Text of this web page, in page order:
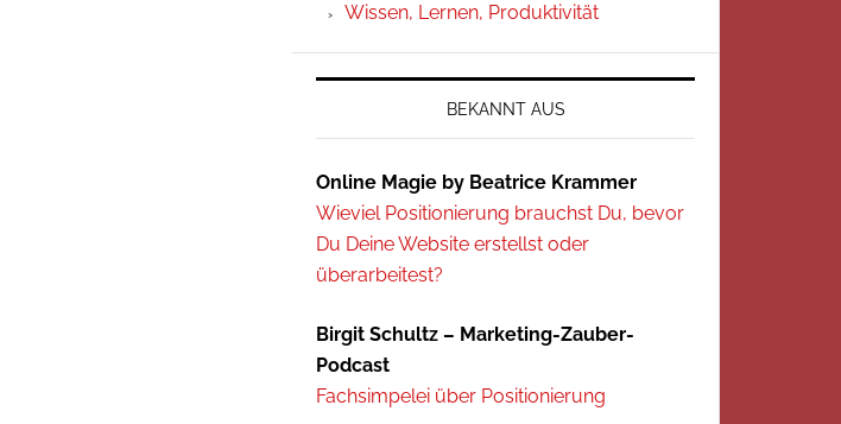
Wissen, Lernen, Produktivität
BEKANNT AUS
Online Magie by Beatrice Krammer
Wieviel Positionierung brauchst Du, bevor
Du Deine Website erstellst oder
überarbeitest?
Birgit Schultz – Marketing-Zauber-
Podcast
Fachsimpelei über Positionierung